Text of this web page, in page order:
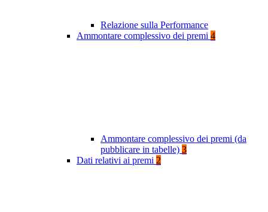
Relazione sulla Performance
Ammontare complessivo dei premi 4
Ammontare complessivo dei premi (da
pubblicare in tabelle) 3
Dati relativi ai premi 2